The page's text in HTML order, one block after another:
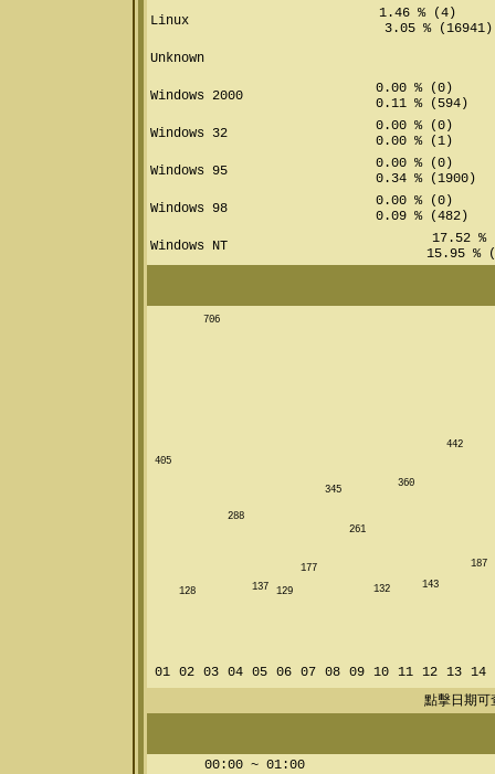
Linux
1.46 % (4)
3.05 % (16941)
Unknown
Windows 2000
0.00 % (0)
0.11 % (594)
Windows 32
0.00 % (0)
0.00 % (1)
Windows 95
0.00 % (0)
0.34 % (1900)
Windows 98
0.00 % (0)
0.09 % (482)
Windows NT
17.52 %
15.95 %
405
128
706
288
137 129
177
345
261
132
360
143
442
187
01 02 03 04 05 06 07 08 09 10 11 12 13 14
點擊日期
00:00 ~ 01:00